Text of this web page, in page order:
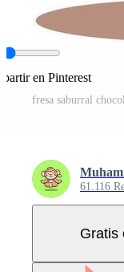
en Pinterest
61.116
Gratis